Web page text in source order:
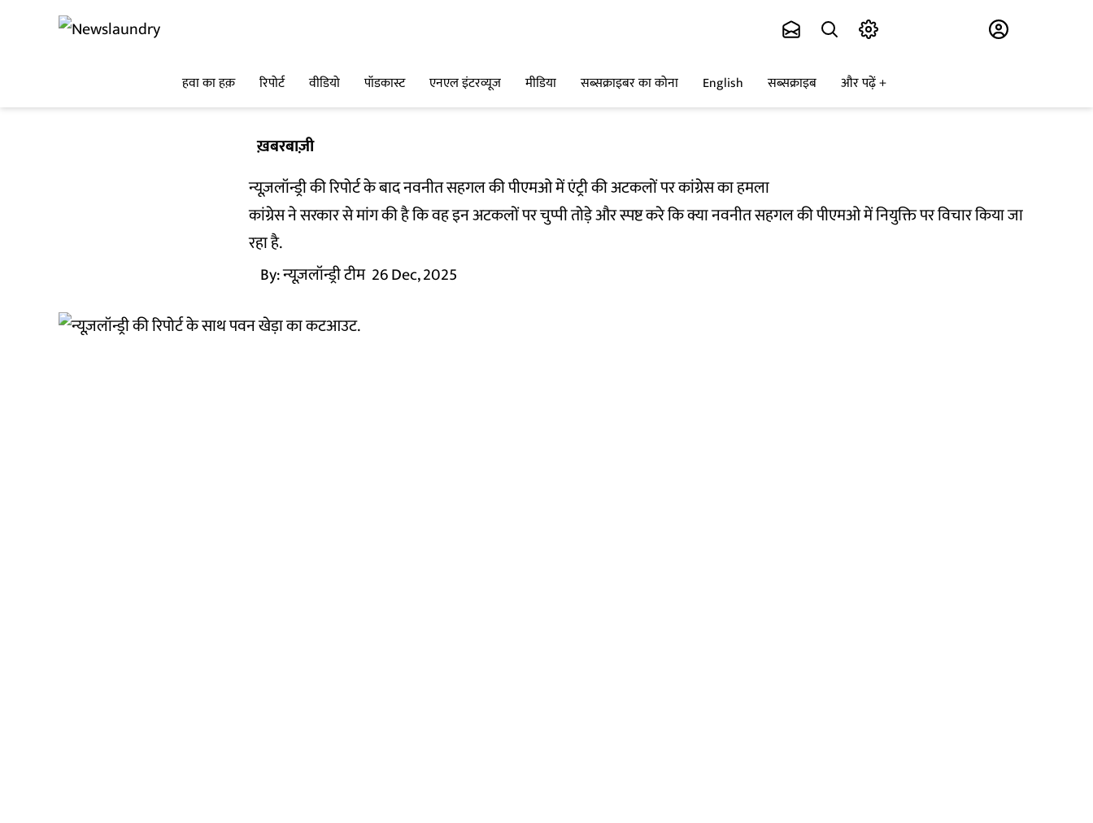
हवा का हक़ रिपोर्ट वीडियो पॉडकास्ट एनएल इंटरव्यूज मीडिया सब्सक्राइबर का कोना English सब्सक्राइब और पढ़ें
ख़बरबाज़ी
न्यूज़लॉन्ड्री की रिपोर्ट के बाद नवनीत सहगल की पीएमओ में एंट्री की अटकलों पर कांग्रेस का हमला
कांग्रेस ने सरकार से मांग की है कि वह इन अटकलों पर चुप्पी तोड़े और स्पष्ट करे कि क्या नवनीत सहगल की पीएमओ में नियुक्ति पर विचार किया जा
रहा है.
By:न्यूज़लॉन्ड्री टीम 26 Dec, 2025